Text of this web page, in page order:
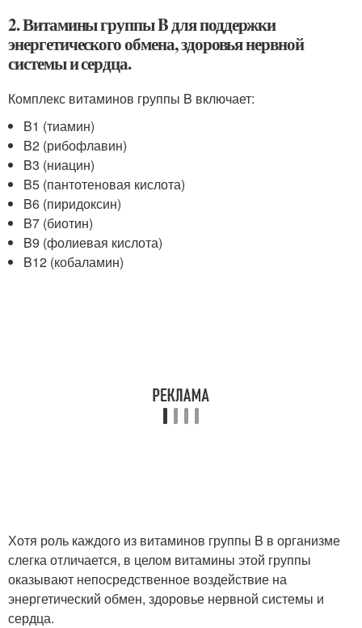
2. Витамины группы B для поддержки
энергетического обмена, здоровья нервной
системы и сердца.
Комплекс витаминов группы B включает:
B1 (тиамин)
B2 (рибофлавин)
B3 (ниацин)
B5 (пантотеновая кислота)
B6 (пиридоксин)
B7 (биотин)
B9 (фолиевая кислота)
B12 (кобаламин)
Хотя роль каждого из витаминов группы B в организме
слегка отличается, в целом витамины этой группы
оказывают непосредственное воздействие на
энергетический обмен, здоровье нервной системы и
сердца.